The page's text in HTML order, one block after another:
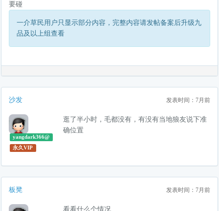
要碰
一介草民用户只显示部分内容，完整内容请发帖备案后升级九
品及以上组查看
发表时间：7月前
沙发
yangdark366@
永久VIP
逛了半小时，毛都没有，有没有当地狼友说下准
确位置
发表时间：7月前
板凳
看看什么个情况